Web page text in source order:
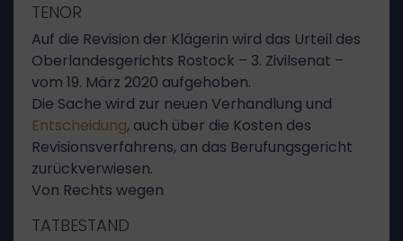
TENOR
Auf die Revision der Klägerin wird das Urteil des
Oberlandesgerichts Rostock – 3. Zivilsenat –
vom 19. März 2020 aufgehoben.
Die Sache wird zur neuen Verhandlung und
Entscheidung, auch über die Kosten des
Revisionsverfahrens, an das Berufungsgericht
zurückverwiesen.
Von Rechts wegen
TATBESTAND